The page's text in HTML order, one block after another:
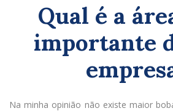
Qual é a
importante
Na minha opinião não existe maior